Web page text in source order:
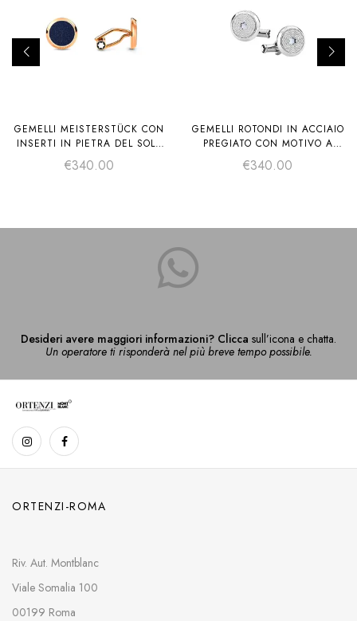
GEMELLI MEISTERSTÜCK CON
INSERTI IN PIETRA DEL SOLE
BLU
€340.00
GEMELLI ROTONDI IN ACCIAIO
PREGIATO CON MOTIVO A
STELLA VARIABILE ED
EMBLEMA A FORMA DI VETTA
€340.00
Desideri avere maggiori informazioni? Clicca sull’icona e chatta.
Un operatore ti risponderà nel più breve tempo possibile.
ORTENZI-ROMA
Riv. Aut. Montblanc
Viale Somalia 100
00199 Roma